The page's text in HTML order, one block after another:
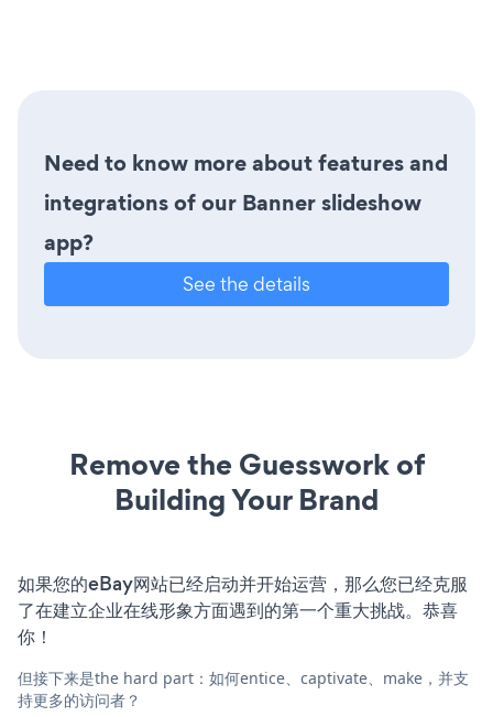
Need to know more about features and
integrations of our Banner slideshow
app?
See the details
Remove the Guesswork of
Building Your Brand
如果您的eBay网站已经启动并开始运营，那么您已经克服
了在建立企业在线形象方面遇到的第一个重大挑战。恭喜
你！
但接下来是the hard part：如何entice、captivate、make，并支
持更多的访问者？